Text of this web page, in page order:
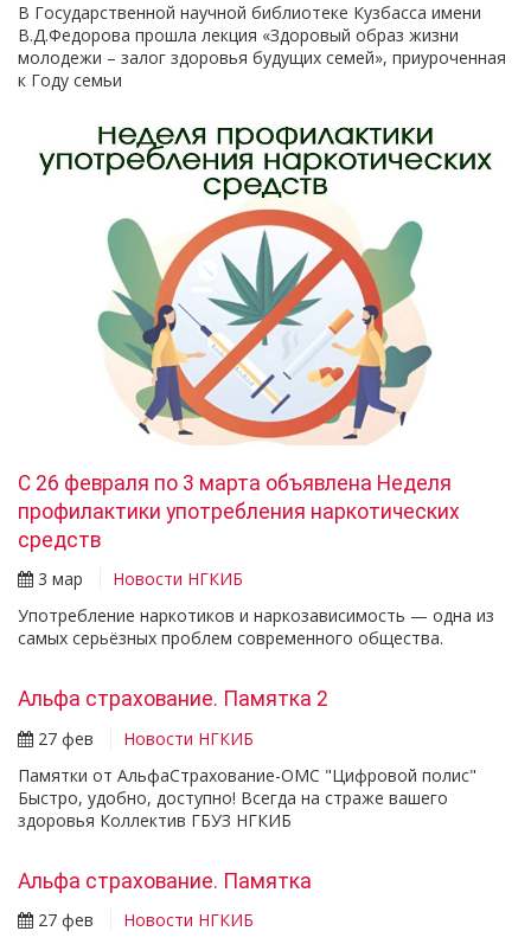
В Государственной научной библиотеке Кузбасса имени
В.Д.Федорова прошла лекция «Здоровый образ жизни
молодежи – залог здоровья будущих семей», приуроченная
к Году семьи
С 26 февраля по 3 марта объявлена Неделя
профилактики употребления наркотических
средств
3 мар
Новости НГКИБ
Употребление наркотиков и наркозависимость — одна из
самых серьёзных проблем современного общества.
Альфа страхование. Памятка 2
27 фев
Новости НГКИБ
Памятки от АльфаСтрахование-ОМС "Цифровой полис"
Быстро, удобно, доступно! Всегда на страже вашего
здоровья Коллектив ГБУЗ НГКИБ
Альфа страхование. Памятка
27 фев
Новости НГКИБ